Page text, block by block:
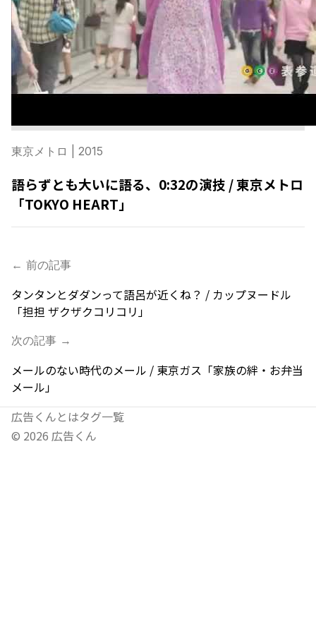
東京メトロ | 2015
語らずとも大いに語る、0:32の演技 / 東京メトロ
「TOKYO HEART」
← 前の記事
タンタンとダダンって語呂が近くね？ / カップヌードル
「担担 ザクザクコリコリ」
次の記事 →
メールのない時代のメール / 東京ガス「家族の絆・お弁当
メール」
広告くんとはタグ一覧
© 2026 広告くん